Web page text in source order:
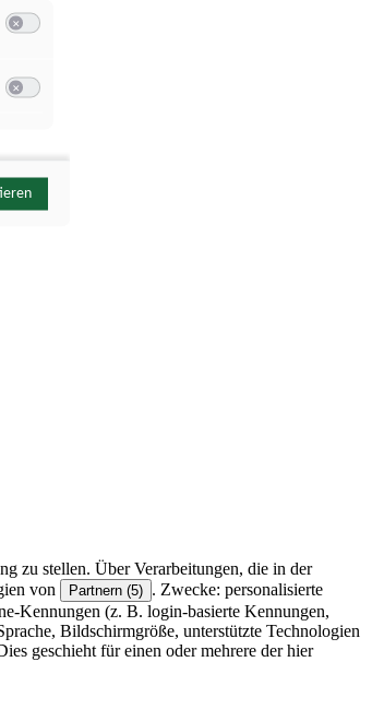
zu stellen. Über Verarbeitungen, die in der
von Partnern (5) . Zwecke: personalisierte
Kennungen (z. B. login-basierte Kennungen,
Bildschirmgröße, unterstützte Technologien
geschieht für einen oder mehrere der hier
YouTube